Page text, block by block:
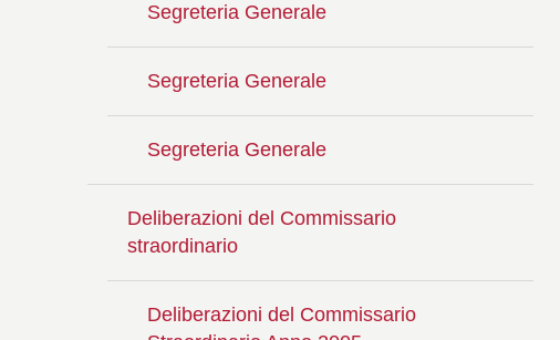
Segreteria Generale
Segreteria Generale
Segreteria Generale
Deliberazioni del Commissario
straordinario
Deliberazioni del Commissario